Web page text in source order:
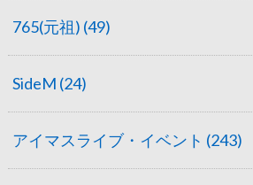
765(元祖) (49)
SideM (24)
アイマスライブ・イベント (243)